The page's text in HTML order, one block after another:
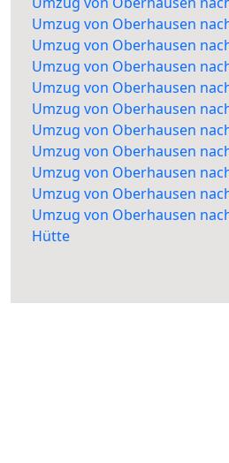
Umzug von Oberhausen
Umzug von Oberhausen
Umzug von Oberhausen
Umzug von Oberhausen
Umzug von Oberhausen
Umzug von Oberhausen
Umzug von Oberhausen
Umzug von Oberhausen
Umzug von Oberhausen
Umzug von Oberhausen
Hütte